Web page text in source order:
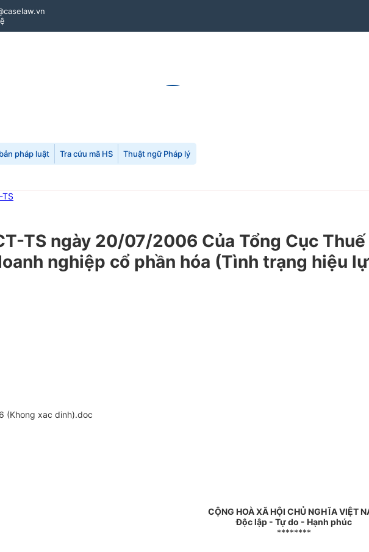
pháp luật Tra cứu mã HS Thuật ngữ Pháp lý
TS ngày 20/07/2006 Của Tổng Cục
nghiệp cổ phần hóa (Tình trạng hiệu
(Khong xac dinh).doc
CỘNG HOÀ XÃ HỘI CHỦ NGHĨA VIỆT
Độc lập - Tự do - Hạnh phúc
********